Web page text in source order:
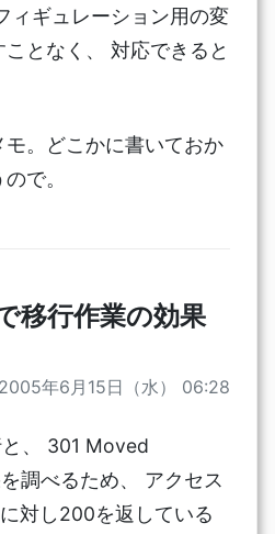
ィギュレーション用の変
となく、 対応できると
。どこかに書いておか
で。
移行作業の効果
2005年6月15日（水） 06:28
、 301 Moved
調べるため、 アクセス
対し200を返している